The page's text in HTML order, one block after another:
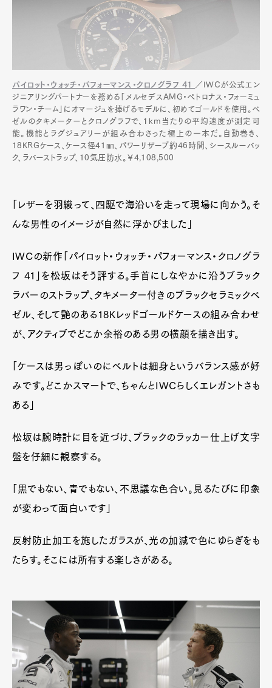
パイロット・ウォッチ・パフォーマンス・クロノグラフ 41
／IWCが公式エン
ジニアリングパートナーを務める「メルセデスAMG・ペトロナス・フォーミュ
ラワン・チーム」にオマージュを捧げるモデルに、初めてゴールドを使用。ベ
ゼルのタキメーターとクロノグラフで、１km当たりの平均速度が測定可
能。機能とラグジュアリーが組み合わさった極上の一本だ。自動巻き、
18KRGケース、ケース径41㎜、パワーリザーブ約46時間、シースルーバッ
ク、ラバーストラップ、10気圧防水。￥4,108,500
「レザーを羽織って、四駆で海沿いを走って現場に向かう。そ
んな男性のイメージが自然に浮かびました」
IWCの新作「パイロット・ウォッチ・パフォーマンス・クロノグラ
フ 41」を松坂はそう評する。手首にしなやかに沿うブラック
ラバーのストラップ、タキメーター付きのブラックセラミックベ
ゼル、そして艶のある18Kレッドゴールドケースの組み合わせ
が、アクティブでどこか余裕のある男の横顔を描き出す。
「ケースは男っぽいのにベルトは細身というバランス感が好
みです。どこかスマートで、ちゃんとIWCらしくエレガントさも
ある」
松坂は腕時計に目を近づけ、ブラックのラッカー仕上げ文字
盤を仔細に観察する。
「黒でもない、青でもない、不思議な色合い。見るたびに印象
が変わって面白いです」
反射防止加工を施したガラスが、光の加減で色にゆらぎをも
たらす。そこには所有する楽しさがある。